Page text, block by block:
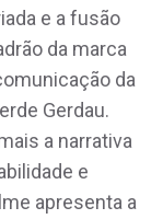
e a fusão
da marca
da
Gerdau.
a narrativa
e
apresenta a